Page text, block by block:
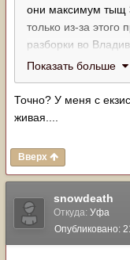
они максимум тыщ
только из-за этого
разборки во
оригинальное
Показать больше
Точно? У меня с
живая....
Вверх
snowdeath
Откуда: Уфа
Опубликовано: